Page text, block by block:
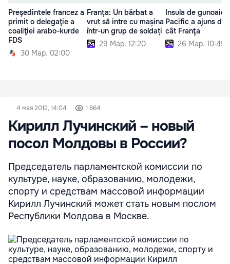
Preşedintele francez a
primit o delegaţie a
coaliţiei arabo-kurde
FDS
30 Мар. 02:00
Franța: Un bărbat a
vrut să intre cu mașina
într-un grup de soldați
29 Мар. 12:20
Insula de gunoaie
Pacific a ajuns de
cât Franţa
26 Мар. 10:45
4 мая 2012, 14:04 1 664
Кирилл Лучинский – новый
посол Молдовы в России?
Председатель парламентской комиссии по
культуре, науке, образованию, молодежи,
спорту и средствам массовой информации
Кирилл Лучинский может стать новым послом
Республики Молдова в Москве.